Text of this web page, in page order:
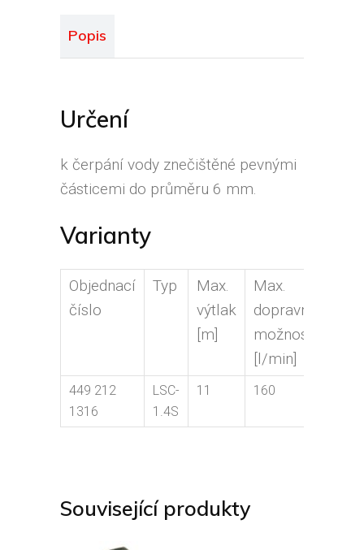
Popis
Určení
k čerpání vody znečištěné pevnými
částicemi do průměru 6 mm.
Varianty
Objednací
číslo
Typ
Max.
výtlak
[m]
Max.
dopravní
možnosti
[l/min]
449 212
1316
LSC-
1.4S
11 160
Související produkty